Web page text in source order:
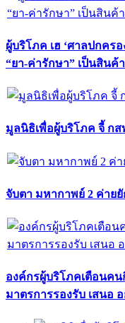
ผู้บริโภค เฮ ‘ศาลปกคร
“ยา-ค่ารักษา” เป็นสินค้
มูลนิธิเพื่อผู้บริโภค จี้ กส
จับตา มหากาพย์ 2 ค่าย
องค์กรผู้บริโภคเตือนค
มาตรการรองรับ เสนอ